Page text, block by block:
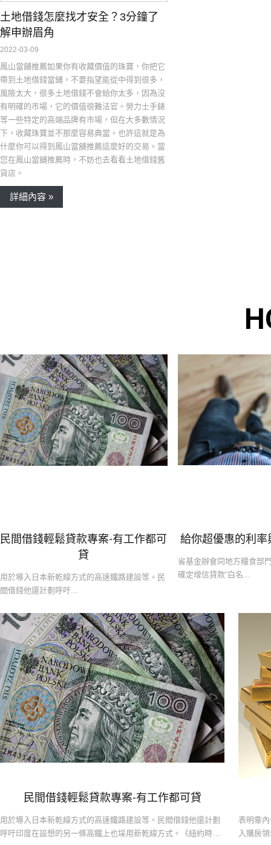
土地借錢怎麼找才安全？3分鐘了
解申辦眉角
2022-03-09
鳳山當舖推薦如果你有收藏價值的珠寶，你把它
帶到土地借錢當鋪，不要指望能從中得到很多，
風險太大，很多土地借錢不會給你太多，因為沒
有明確的市場，它的價值很難法官。勞力士手錶
等一些特定的高端品牌有市場，但在大多數情況
下，收藏珠寶並不那麼容易典當。也許這就是為
什麼你可以得到鳳山當舖推薦這麼好的交易。當
您在鳳山當舖推薦時，不妨也去看看土地借錢舊
貨店。
詳細內容 »
民間借錢輕鬆貸款專案-有工作都可
貸
用於導入日本新乾線方式的高速鐵路建設等。民
間借錢他還計劃呼吁...
給你超優惠的利
省基金辦會同地方糧食部
確定增信貸款“白名...
民間借錢輕鬆貸款專案-有工作都可貸
用於導入日本新乾線方式的高速鐵路建設等。民間借錢他還計劃
呼吁印度在設想的另一條高鐵上也埰用新乾線方式。《紐約時
表明舝
入購房